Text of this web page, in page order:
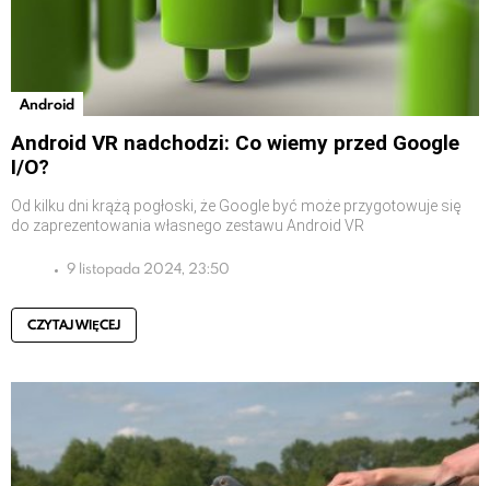
Android
Android VR nadchodzi: Co wiemy przed Google
I/O?
Od kilku dni krążą pogłoski, że Google być może przygotowuje się
do zaprezentowania własnego zestawu Android VR
9 listopada 2024, 23:50
CZYTAJ WIĘCEJ